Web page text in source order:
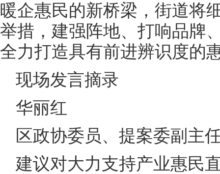
暖企惠民的新桥梁，街道将
举措，建强阵地、打响品牌
全力打造具有前进辨识度的
现场发言摘录
华丽红
区政协委员、提案委副主
建议对大力支持产业惠民